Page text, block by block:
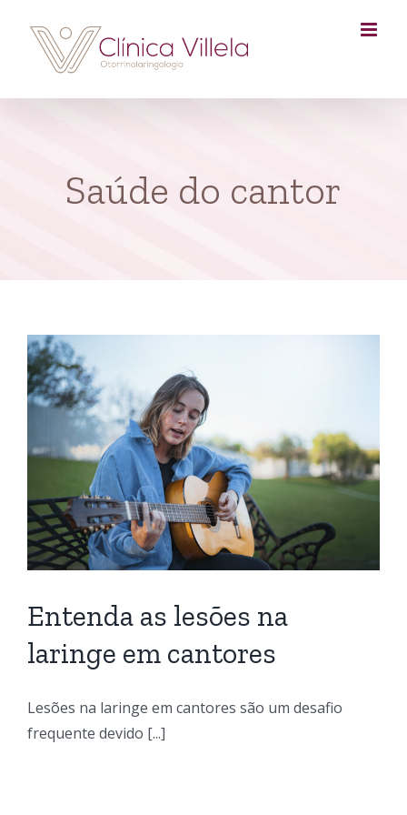
content
Saúde do cantor
Entenda as lesões na
laringe em cantores
Lesões na laringe em cantores são um desafio
frequente devido [...]